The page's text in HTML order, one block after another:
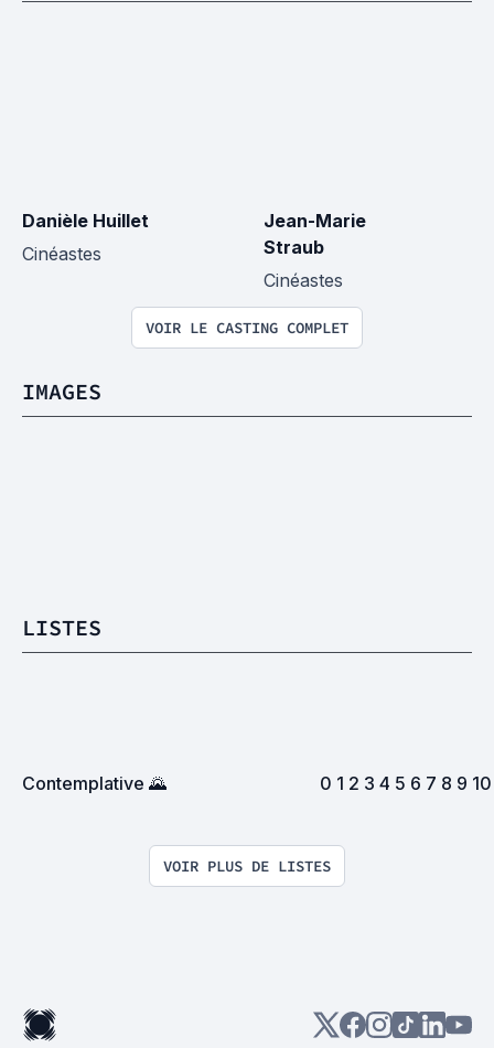
Danièle Huillet
Cinéastes
Jean-Marie
Straub
Cinéastes
VOIR LE CASTING COMPLET
IMAGES
LISTES
Contemplative 🌄 0 1 2 3 4 5 6 7 8 9 10
VOIR PLUS DE LISTES